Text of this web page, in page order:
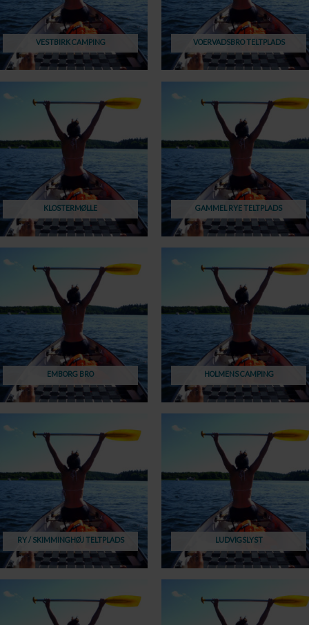
VESTBIRK CAMPING VOERVADSBRO TELTPLADS
KLOSTERMØLLE GAMMEL RYE TELTPLADS
EMBORG BRO HOLMENS CAMPING
RY / SKIMMINGHØJ TELTPLADS LUDVIGSLYST